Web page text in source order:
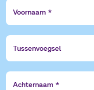
Voornaam
Tussenvoegsel
Achternaam